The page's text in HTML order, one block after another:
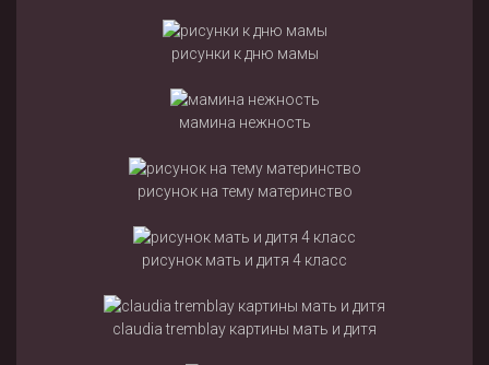
рисунки к дню мамы
мамина нежность
рисунок на тему материнство
рисунок мать и дитя 4 класс
claudia tremblay картины мать и дитя